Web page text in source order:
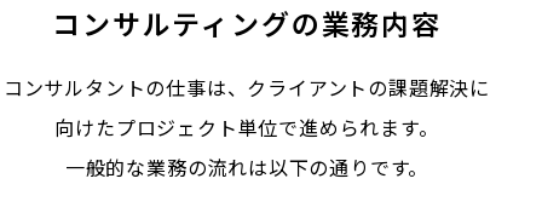
コンサルティングの業務内容
コンサルタントの仕事は、クライアントの課題解決に
向けたプロジェクト単位で進められます。
一般的な業務の流れは以下の通りです。